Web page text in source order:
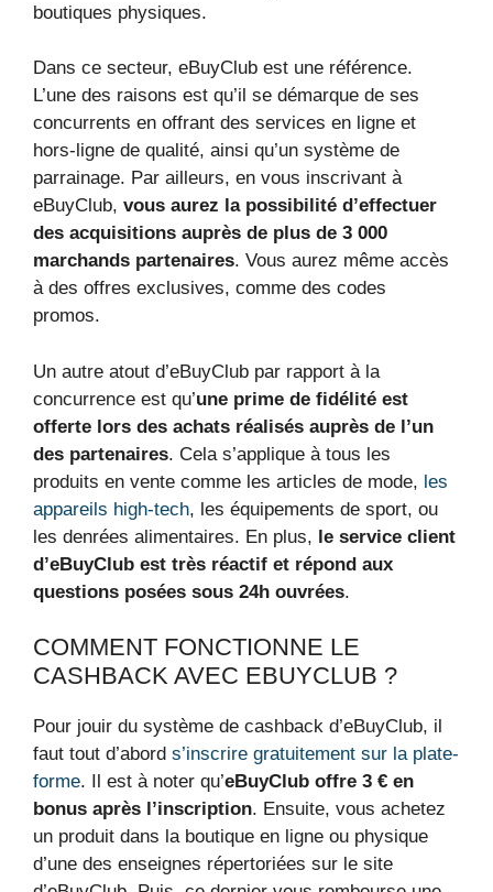
boutiques physiques.
Dans ce secteur, eBuyClub est une référence.
L’une des raisons est qu’il se démarque de ses
concurrents en offrant des services en ligne et
hors-ligne de qualité, ainsi qu’un système de
parrainage. Par ailleurs, en vous inscrivant à
eBuyClub, vous aurez la possibilité d’effectuer
des acquisitions auprès de plus de 3 000
marchands partenaires. Vous aurez même accès
à des offres exclusives, comme des codes
promos.
Un autre atout d’eBuyClub par rapport à la
concurrence est qu’une prime de fidélité est
offerte lors des achats réalisés auprès de l’un
des partenaires. Cela s’applique à tous les
produits en vente comme les articles de mode, les
appareils high-tech, les équipements de sport, ou
les denrées alimentaires. En plus, le service client
d’eBuyClub est très réactif et répond aux
questions posées sous 24h ouvrées.
COMMENT FONCTIONNE LE
CASHBACK AVEC EBUYCLUB ?
Pour jouir du système de cashback d’eBuyClub, il
faut tout d’abord s’inscrire gratuitement sur la plate-
forme. Il est à noter qu’eBuyClub offre 3 € en
bonus après l’inscription. Ensuite, vous achetez
un produit dans la boutique en ligne ou physique
d’une des enseignes répertoriées sur le site